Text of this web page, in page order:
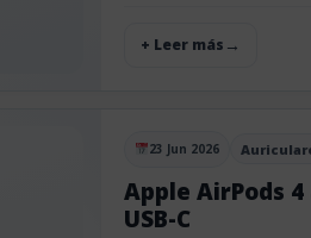
+ Leer más
Publicado el
23 Jun 2026
Apple AirPods
USB-C